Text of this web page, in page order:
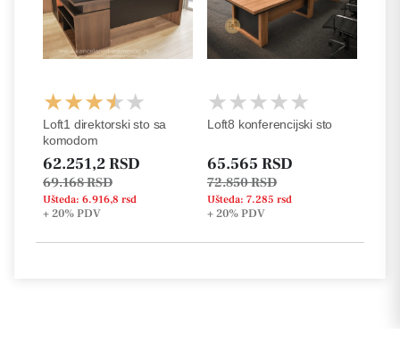
Loft1 direktorski sto sa
komodom
62.251,2 RSD
69.168 RSD
Ušteda: 6.916,8 rsd
+ 20%PDV
Loft8 konferencijski sto
65.565 RSD
72.850 RSD
Ušteda: 7.285 rsd
+ 20%PDV